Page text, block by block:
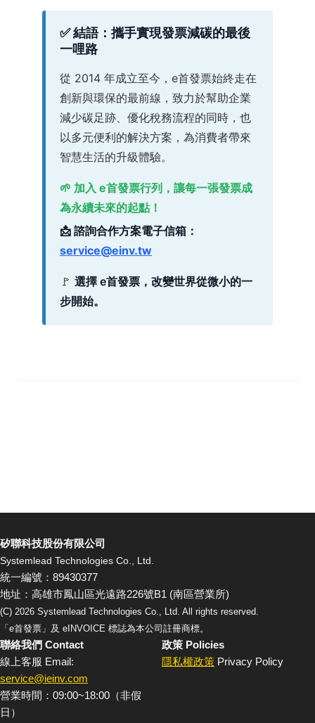
✅ 結語：攜手實現發票減碳的最後
一哩路
從 2014 年成立至今，e首發票始終走在
創新與環保的最前線，致力於幫助企業
減少碳足跡、優化稅務流程的同時，也
以多元便利的解決方案，為消費者帶來
智慧生活的升級體驗。
🌱 加入 e首發票行列，讓每一張發票成
為永續未來的起點！
📩 諮詢合作方案電子信箱：
service@einv.tw
🚩 選擇 e首發票，改變世界從微小的一
步開始。
矽聯科技股份有限公司
Systemlead Technologies Co., Ltd.
統一編號：89430377
地址：高雄市鳳山區光遠路226號B1 (南區營業所)
(C) 2026 Systemlead Technologies Co., Ltd. All rights reserved.
「e首發票」及 eINVOICE 標誌為本公司註冊商標。
聯絡我們 Contact
線上客服 Email:
service@ieinv.com
營業時間：09:00~18:00（非假
日）
政策 Policies
隱私權政策 Privacy Policy